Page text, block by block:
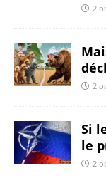
2
2
Si
le
2